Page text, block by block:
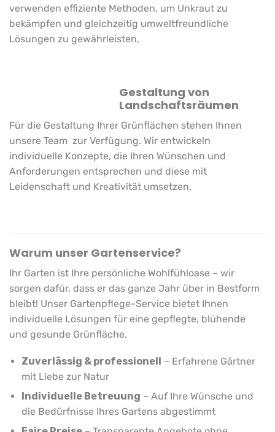
verwenden effiziente Methoden, um Unkraut zu
bekämpfen und gleichzeitig umweltfreundliche
Lösungen zu gewährleisten.
Gestaltung von
Landschaftsräumen
Für die Gestaltung Ihrer Grünflächen stehen Ihnen
unsere Team zur Verfügung. Wir entwickeln
individuelle Konzepte, die Ihren Wünschen und
Anforderungen entsprechen und diese mit
Leidenschaft und Kreativität umsetzen.
Warum unser Gartenservice?
Ihr Garten ist Ihre persönliche Wohlfühloase – wir
sorgen dafür, dass er das ganze Jahr über in Bestform
bleibt! Unser Gartenpflege-Service bietet Ihnen
individuelle Lösungen für eine gepflegte, blühende
und gesunde Grünfläche.
Zuverlässig & professionell
– Erfahrene Gärtner
mit Liebe zur Natur
Individuelle Betreuung – Auf Ihre Wünsche und
die Bedürfnisse Ihres Gartens abgestimmt